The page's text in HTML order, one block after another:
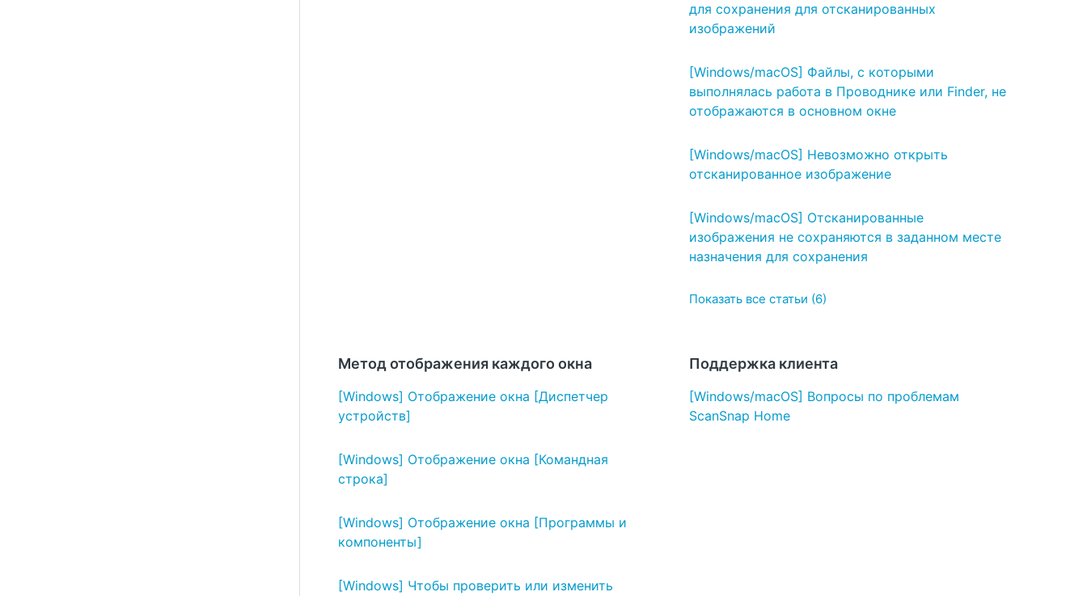
для сохранения для отсканированных
изображений
[Windows/macOS] Файлы, с которыми
выполнялась работа в Проводнике или Finder, не
отображаются в основном окне
[Windows/macOS] Невозможно открыть
отсканированное изображение
[Windows/macOS] Отсканированные
изображения не сохраняются в заданном месте
назначения для сохранения
Показать все статьи (6)
Метод отображения каждого окна
[Windows] Отображение окна [Диспетчер
устройств]
[Windows] Отображение окна [Командная
строка]
[Windows] Отображение окна [Программы и
компоненты]
[Windows] Чтобы проверить или изменить
Поддержка клиента
[Windows/macOS] Вопросы по проблемам
ScanSnap Home